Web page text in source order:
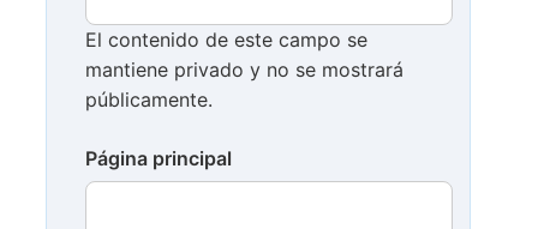
El contenido de este campo se
mantiene privado y no se mostrará
públicamente.
Página principal